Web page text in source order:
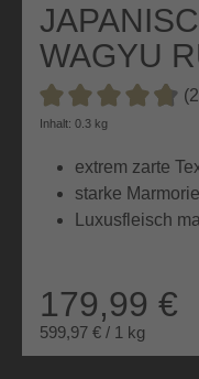
WAGYU
Durchschnittliche
Inhalt: 0.3 kg
extrem zarte
starke
Luxusfleisch
179,99 €
599,97 € / 1 kg